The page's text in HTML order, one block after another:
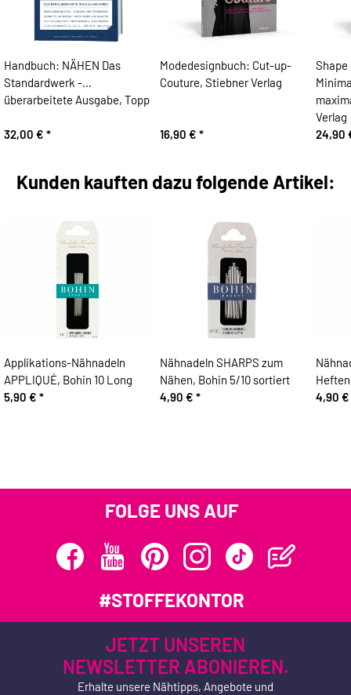
Handbuch: NÄHEN Das
Standardwerk -
überarbeitete Ausgabe, Topp
32,00 € *
Modedesignbuch: Cut-up-
Couture, Stiebner Verlag
16,90 € *
Shape
Verlag
24,90
Kunden kauften dazu folgende Artikel:
Applikations-Nähnadeln
APPLIQUÉ, Bohin 10 Long
5,90 € *
Nähnadeln SHARPS zum
Nähen, Bohin 5/10 sortiert
4,90 € *
4,90 €
FOLGE UNS AUF
#STOFFEKONTOR
JETZT UNSEREN
NEWSLETTER ABONIEREN.
Erhalte unsere Nähtipps, Angebote und